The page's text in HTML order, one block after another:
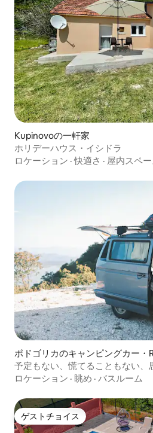
Kupinovoの一軒家
ホリデーハウス・イシドラ
ロケーション ·快適さ · 屋内スペー
ポドゴリカのキャンピングカー・
予定もない、慌てることもない、
ャンピングカー
ロケーション · 眺め · バスルーム
ゲストチョイス
ゲストチョイス